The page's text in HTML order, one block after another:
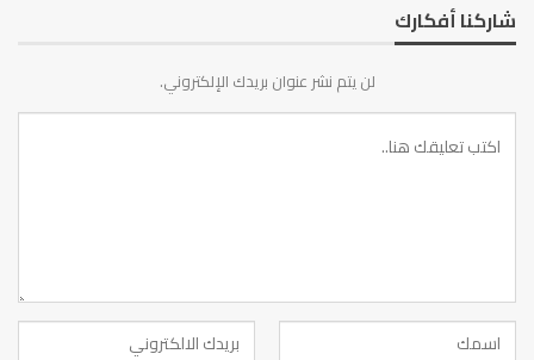
شاركنا أفكارك
لن يتم نشر عنوان بريدك الإلكتروني.